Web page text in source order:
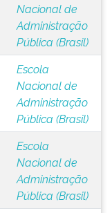
Nacional de
Administração
Pública (Brasil)
Escola
Nacional de
Administração
Pública (Brasil)
Escola
Nacional de
Administração
Pública (Brasil)